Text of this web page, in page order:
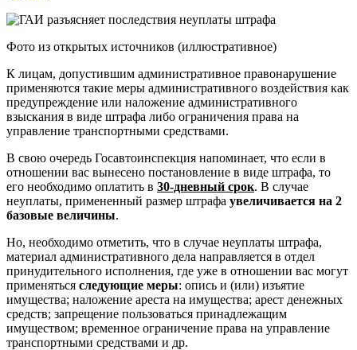
Фото из открытых источников (иллюстративное)
К лицам, допустившим административное правонарушение
применяются такие меры административного воздействия как
предупреждение или наложение административного
взыскания в виде штрафа либо ограничения права на
управление транспортными средствами.
В свою очередь Госавтоинспекция напоминает, что если в
отношении вас вынесено постановление в виде штрафа, то
его необходимо оплатить в 30-дневный срок. В случае
неуплаты, примененный размер штрафа увеличивается на 2
базовые величины.
Но, необходимо отметить, что в случае неуплаты штрафа,
материал административного дела направляется в отдел
принудительного исполнения, где уже в отношении вас могут
применяться следующие меры: опись и (или) изъятие
имущества; наложение ареста на имущества; арест денежных
средств; запрещение пользоваться принадлежащим
имуществом; временное ограничение права на управление
транспортными средствами и др.